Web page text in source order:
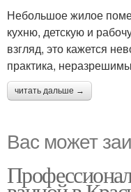
Небольшое жилое
кухню, детскую и
взгляд, это кажется
практика,
читать дальше →
Вас может